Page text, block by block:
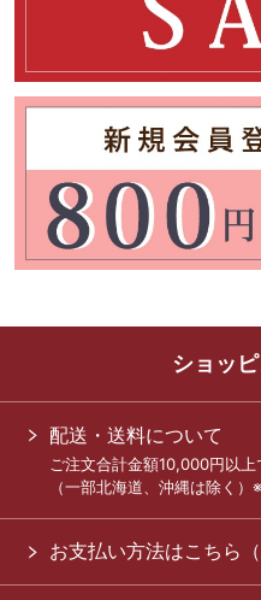
ショッ
配送・送料について
ご注文合計金額10,000円以上
（一部北海道、沖縄は除く）
お支払い方法はこちら